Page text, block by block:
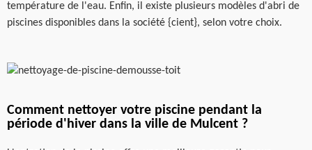
température de l'eau. Enfin, il existe plusieurs modèles d'abri de
piscines disponibles dans la société {cient}, selon votre choix.
Comment nettoyer votre piscine pendant la
période d'hiver dans la ville de Mulcent ?